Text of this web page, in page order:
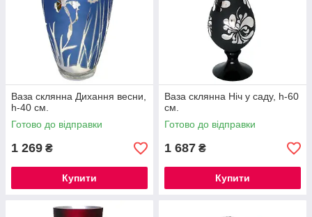
Ваза склянна Дихання весни,
h-40 см.
Готово до відправки
1 269 ₴
Купити
Ваза склянна Ніч у саду, h-60
см.
Готово до відправки
1 687 ₴
Купити